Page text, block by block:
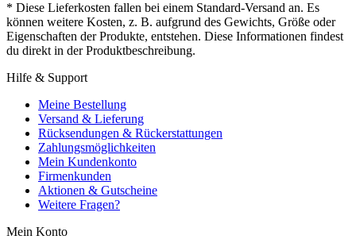
* Diese Lieferkosten fallen bei einem Standard-Versand an. Es
können weitere Kosten, z. B. aufgrund des Gewichts, Größe oder
Eigenschaften der Produkte, entstehen. Diese Informationen findest
du direkt in der Produktbeschreibung.
Hilfe & Support
Meine Bestellung
Versand & Lieferung
Rücksendungen & Rückerstattungen
Zahlungsmöglichkeiten
Mein Kundenkonto
Firmenkunden
Aktionen & Gutscheine
Weitere Fragen?
Mein Konto